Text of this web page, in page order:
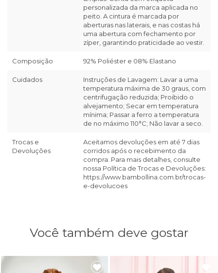
personalizada da marca aplicada no
peito. A cintura é marcada por
aberturas nas laterais, e nas costas há
uma abertura com fechamento por
zíper, garantindo praticidade ao vestir.
Composição 92% Poliéster e 08% Elastano
Cuidados
Instruções de Lavagem: Lavar a uma
temperatura máxima de 30 graus, com
centrifugação reduzida; Proibido o
alvejamento; Secar em temperatura
mínima; Passar a ferro a temperatura
de no máximo 110°C; Não lavar a seco.
Trocas e
Devoluções
Aceitamos devoluções em até 7 dias
corridos após o recebimento da
compra. Para mais detalhes, consulte
nossa Política de Trocas e Devoluções:
https://www.bambollina.com.br/trocas-
e-devolucoes
Você também deve gostar